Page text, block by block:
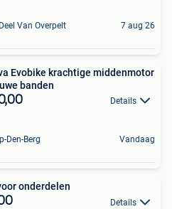
Van Overpelt 7 aug 26
Evobike krachtige middenmotor
banden
Details
Den-Berg Vandaag
onderdelen
Details